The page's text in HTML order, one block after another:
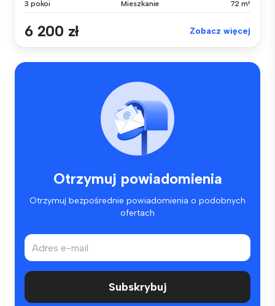
3 pokoi Mieszkanie 72 m²
6 200 zł Zobacz więcej
Otrzymuj powiadomienia
Otrzymuj bezpośrednie powiadomienia o podobnych
ofertach
Subskrybuj